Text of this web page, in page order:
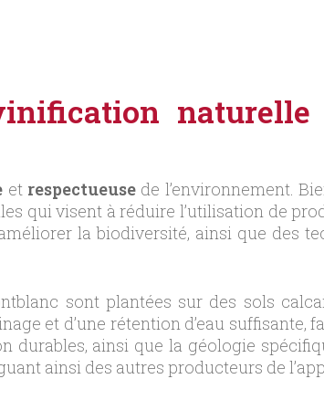
et respectueusede l’environnement.
qui visent à réduire l’utilisation de
la biodiversité, ainsi que des
sont plantées sur des sols
et d’une rétention d’eau suffisante,
durables, ainsi que la géologie
ainsi des autres producteurs de